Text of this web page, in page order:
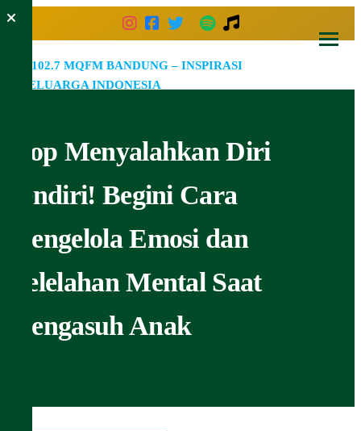
Skip
content
Stop Menyalahkan Diri
Sendiri! Begini Cara
Mengelola Emosi dan
Kelelahan Mental Saat
Mengasuh Anak